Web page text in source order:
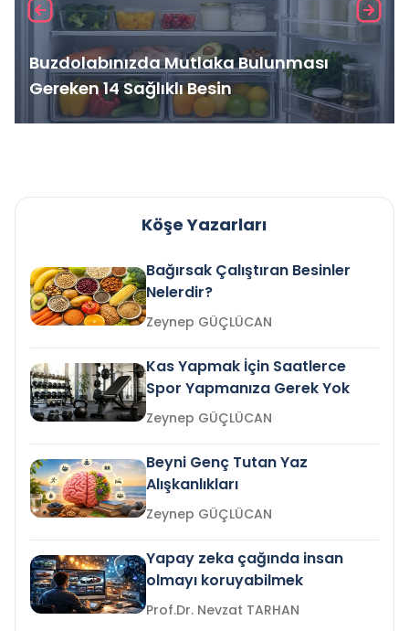
Buzdolabınızda Mutlaka Bulunması
Gereken 14 Sağlıklı Besin
Köşe Yazarları
Bağırsak Çalıştıran Besinler
Nelerdir?
Zeynep GÜÇLÜCAN
Kas Yapmak İçin Saatlerce
Spor Yapmanıza Gerek Yok
Zeynep GÜÇLÜCAN
Beyni Genç Tutan Yaz
Alışkanlıkları
Zeynep GÜÇLÜCAN
Yapay zeka çağında insan
olmayı koruyabilmek
Prof.Dr. Nevzat TARHAN